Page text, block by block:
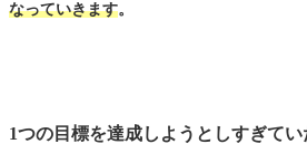
なっていきます。
1つの目標を達成しようとしすぎてい